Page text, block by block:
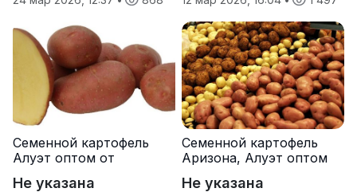
Семенной картофель
Алуэт оптом от
Не указана
Семенной картофель
Аризона, Алуэт оптом
Не указана